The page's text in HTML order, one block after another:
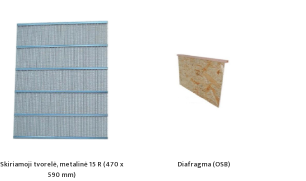
Skiriamoji tvorelė, metalinė 15 R (470 x
590 mm)
Diafragma (OSB)